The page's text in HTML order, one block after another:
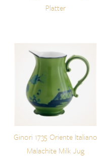
Platter
Ginori 1735 Oriente Italiano
Malachite Milk Jug